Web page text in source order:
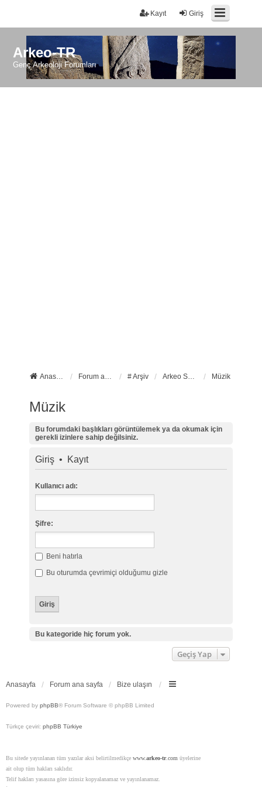
Giriş
Kayıt
Arkeo-TR
Genç Arkeoloji Forumları
Anasayfa Forum ana sayfa # Arşiv Arkeo Sanat Müzik
Müzik
Bu forumdaki başlıkları görüntülemek ya da okumak için
gerekli izinlere sahip değilsiniz.
Giriş• Kayıt
Kullanıcı adı:
Şifre:
Beni hatırla
Bu oturumda çevrimiçi olduğumu gizle
Bu kategoride hiç forum yok.
Geçiş Yap
Anasayfa Forum ana sayfa Bize ulaşın
Powered by phpBB® Forum Software © phpBB Limited
Türkçe çeviri: phpBB Türkiye
Bu sitede yayınlanan tüm yazılar aksi belirtilmedikçe www.arkeo-tr.com üyelerine
ait olup tüm hakları saklıdır.
Telif hakları yasasına göre izinsiz kopyalanamaz ve yayınlanamaz.